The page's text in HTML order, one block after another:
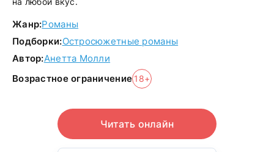
Жанр:Романы
Подборки:Остросюжетные романы
Автор:Анетта Молли
Возрастное ограничение 18+
Читать онлайн